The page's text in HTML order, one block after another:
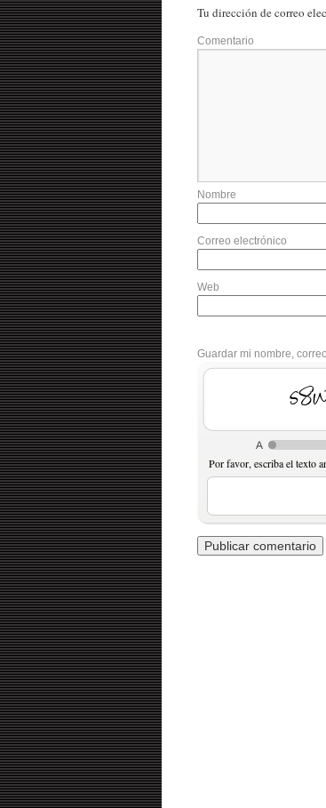
Tu dirección de correo
Comentario
Nombre
Correo electrónico
Web
Guardar mi nombre,
Por favor, escriba el texto